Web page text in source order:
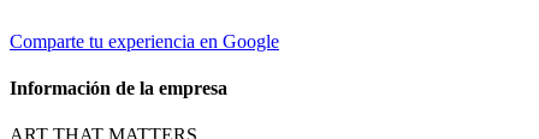
Comparte tu experiencia en Google
Información de la empresa